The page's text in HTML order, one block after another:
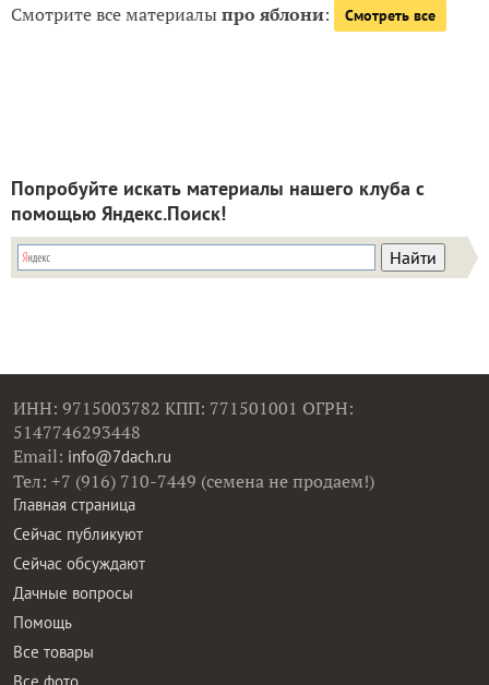
Смотрите все материалыпро яблони: Смотреть все
Попробуйте искать материалы нашего клуба с
помощью Яндекс.Поиск!
ИНН: 9715003782 КПП: 771501001 ОГРН:
5147746293448
Email: info@7dach.ru
Тел: +7 (916) 710-7449 (семена не продаем!)
Главная страница
Сейчас публикуют
Сейчас обсуждают
Дачные вопросы
Помощь
Все товары